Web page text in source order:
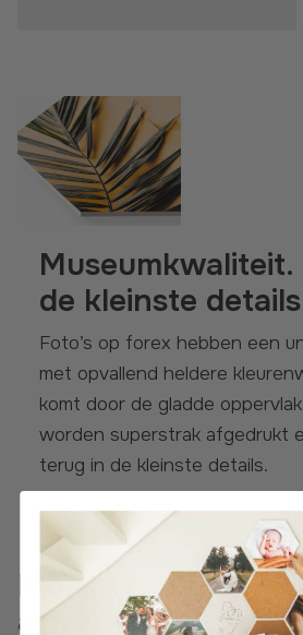
Museumkwaliteit.
de kleinste
Foto’s op forex hebben een
met opvallend heldere
komt door de gladde
worden superstrak afgedrukt
terug in de kleinste details.
Modern met een
afwerking